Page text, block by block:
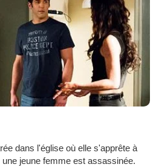
dans l'église où elle s'apprête à
jeune femme est assassinée.